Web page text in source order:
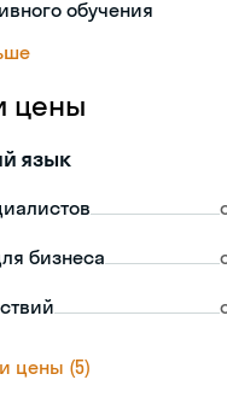
обучения
цены
язык
бизнеса
цены (5)